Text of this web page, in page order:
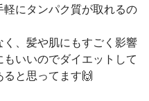
にタンパク質が取れるの
、髪や肌にもすごく影響
いいのでダイエットして
と思ってます🙌